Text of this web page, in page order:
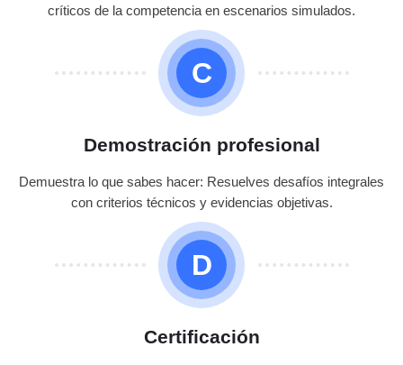
críticos de la competencia en escenarios simulados.
C
Demostración profesional
Demuestra lo que sabes hacer: Resuelves desafíos integrales
con criterios técnicos y evidencias objetivas.
D
Certificación